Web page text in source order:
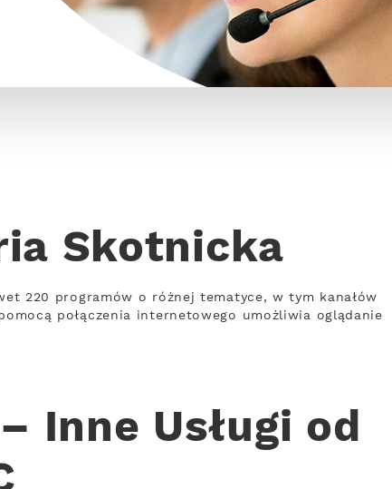
Skotnicka
220 programów o różnej tematyce, w tym kanałów
połączenia internetowego umożliwia oglądanie
Inne Usługi od